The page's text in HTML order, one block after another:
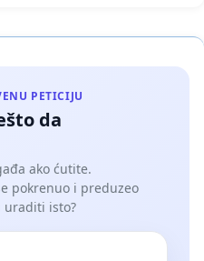
PETICIJU
da
ako ćutite.
pokrenuo i preduzeo
uraditi isto?